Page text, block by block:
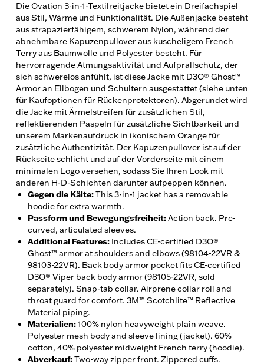
Die Ovation 3-in-1-Textilreitjacke bietet ein Dreifachspiel
aus Stil, Wärme und Funktionalität. Die Außenjacke besteht
aus strapazierfähigem, schwerem Nylon, während der
abnehmbare Kapuzenpullover aus kuscheligem French
Terry aus Baumwolle und Polyester besteht. Für
hervorragende Atmungsaktivität und Aufprallschutz, der
sich schwerelos anfühlt, ist diese Jacke mit D3O® Ghost™
Armor an Ellbogen und Schultern ausgestattet (siehe unten
für Kaufoptionen für Rückenprotektoren). Abgerundet wird
die Jacke mit Ärmelstreifen für zusätzlichen Stil,
reflektierenden Paspeln für zusätzliche Sichtbarkeit und
unserem Markenaufdruck in ikonischem Orange für
zusätzliche Authentizität. Der Kapuzenpullover ist auf der
Rückseite schlicht und auf der Vorderseite mit einem
minimalen Logo versehen, sodass Sie Ihren Look mit
anderen H-D-Schichten darunter aufpeppen können.
Gegen die Kälte:This 3-in-1 jacket has a removable
hoodie for extra warmth.
Passform und Bewegungsfreiheit:Action back. Pre-
curved, articulated sleeves.
Additional Features: Includes CE-certified D3O®
Ghost™ armor at shoulders and elbows (98104-22VR &
98103-22VR). Back body armor pocket fits CE-certified
D3O® Viper back body armor (98105-22VR, sold
separately). Snap-tab collar. Airprene collar roll and
throat guard for comfort. 3M™ Scotchlite™ Reflective
Material piping.
Materialien:100% nylon heavyweight plain weave.
Polyester mesh body and sleeve lining (jacket). 60%
cotton, 40% polyester midweight French terry (hoodie).
Abverkauf:Two-way zipper front. Zippered cuffs.